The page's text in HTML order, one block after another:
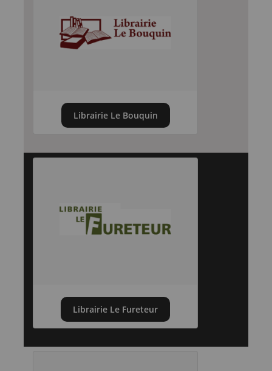
Librairie Le Bouquin
Librairie Le Fureteur